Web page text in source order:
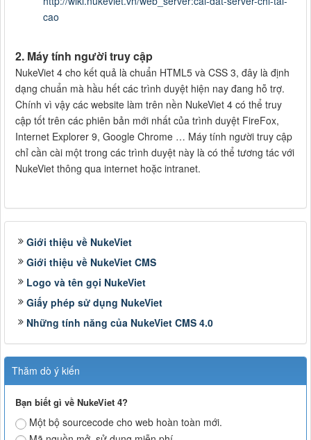
cao
2. Máy tính người truy cập
NukeViet 4 cho kết quả là chuẩn HTML5 và CSS 3, đây là định
dạng chuẩn mà hầu hết các trình duyệt hiện nay đang hỗ trợ.
Chính vì vậy các website làm trên nền NukeViet 4 có thể truy
cập tốt trên các phiên bản mới nhất của trình duyệt FireFox,
Internet Explorer 9, Google Chrome … Máy tính người truy cập
chỉ cần cài một trong các trình duyệt này là có thể tương tác với
NukeViet thông qua internet hoặc intranet.
Giới thiệu về NukeViet
Giới thiệu về NukeViet CMS
Logo và tên gọi NukeViet
Giấy phép sử dụng NukeViet
Những tính năng của NukeViet CMS 4.0
Thăm dò ý kiến
Bạn biết gì về NukeViet 4?
Một bộ sourcecode cho web hoàn toàn mới.